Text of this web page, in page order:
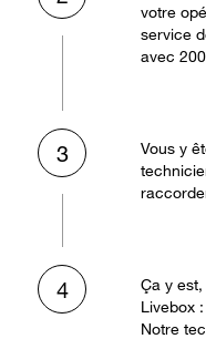
votre
service
avec
3
Vous y
4
Ça y
Livebox
Notre